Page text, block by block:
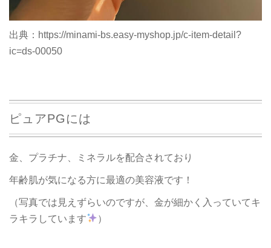
出典：https://minami-bs.easy-myshop.jp/c-item-detail?
ic=ds-00050
ピュアPGには
金、プラチナ、ミネラルを配合されており
年齢肌が気になる方に最適の美容液です！
（写真では見えずらいのですが、金が細かく入っていてキ
ラキラしています
）